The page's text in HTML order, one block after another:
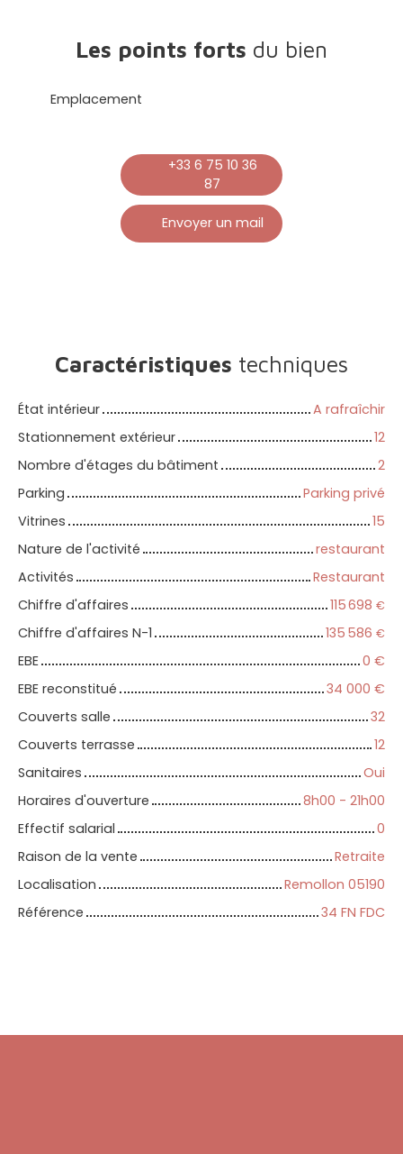
Les points forts du bien
Emplacement
+33 6 75 10 36
87
Envoyer un mail
Caractéristiques techniques
État intérieur
A rafraîchir
Stationnement extérieur
12
Nombre d'étages du bâtiment
2
Parking
Parking privé
Vitrines
15
Nature de l'activité
restaurant
Activités
Restaurant
Chiffre d'affaires
115 698 €
Chiffre d'affaires N-1 135 586 €
EBE 0 €
EBE reconstitué
34 000 €
Couverts salle
32
Couverts terrasse
12
Sanitaires
Oui
Horaires d'ouverture
8h00 - 21h00
Effectif salarial
0
Raison de la vente
Retraite
Localisation
Remollon 05190
Référence
34 FN FDC